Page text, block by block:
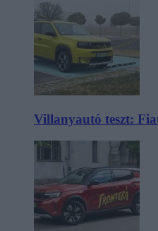
Villanyautó teszt: